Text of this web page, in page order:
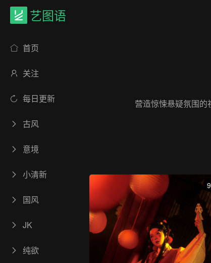
艺图语
首页
关注
每日更新
古风
意境
小清新
国风
JK
纯欲
营造惊悚悬疑氛围的